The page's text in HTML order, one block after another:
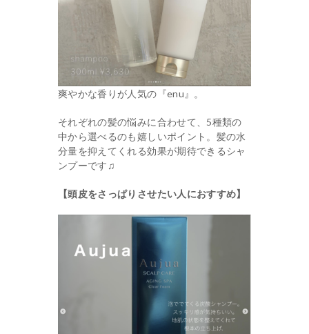
爽やかな香りが人気の『enu』。
それぞれの髪の悩みに合わせて、5種類の
中から選べるのも嬉しいポイント。髪の水
分量を抑えてくれる効果が期待できるシャ
ンプーです♫
【頭皮をさっぱりさせたい人におすすめ】